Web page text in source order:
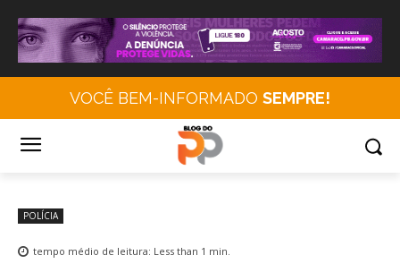
VOCÊ BEM-INFORMADO SEMPRE!
POLÍCIA
tempo médio de leitura: Less than 1 min.